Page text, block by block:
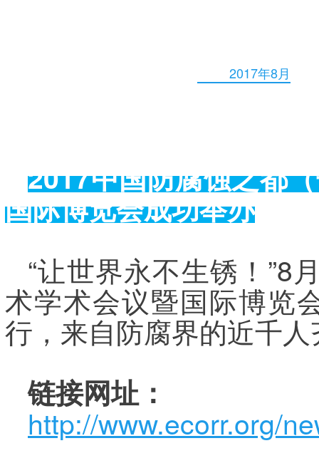
2017年8月
2017中国防腐蚀之都
国际博览会成功举办
“让世界永不生锈！”8
术学术会议暨国际博览
行，来自防腐界的近千
链接网址：
http://www.ecorr.org/